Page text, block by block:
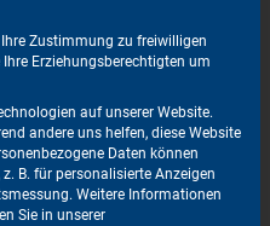
> LC
Zustimmung zu freiwilligen
Erziehungsberechtigten um
auf unserer Website.
andere uns helfen, diese Website
Daten können
B. für personalisierte Anzeigen
Weitere Informationen
Sie in unserer